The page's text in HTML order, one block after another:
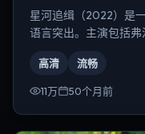
星河追缉（2022）是
语言突出。主演包括弗
高清 流畅
11万 50个月前